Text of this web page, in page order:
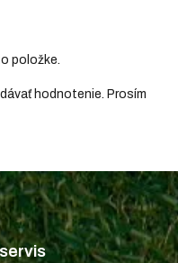
položke.
hodnotenie. Prosím